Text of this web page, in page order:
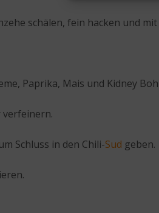
schälen, fein hacken und
Paprika, Mais und Kidney
verfeinern.
Schluss in den Chili-Sud geben.